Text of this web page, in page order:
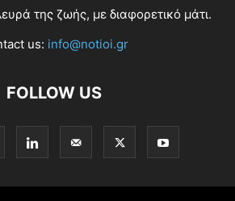
της ζωής, με διαφορετικό μάτι.
us: info@notioi.gr
FOLLOW US